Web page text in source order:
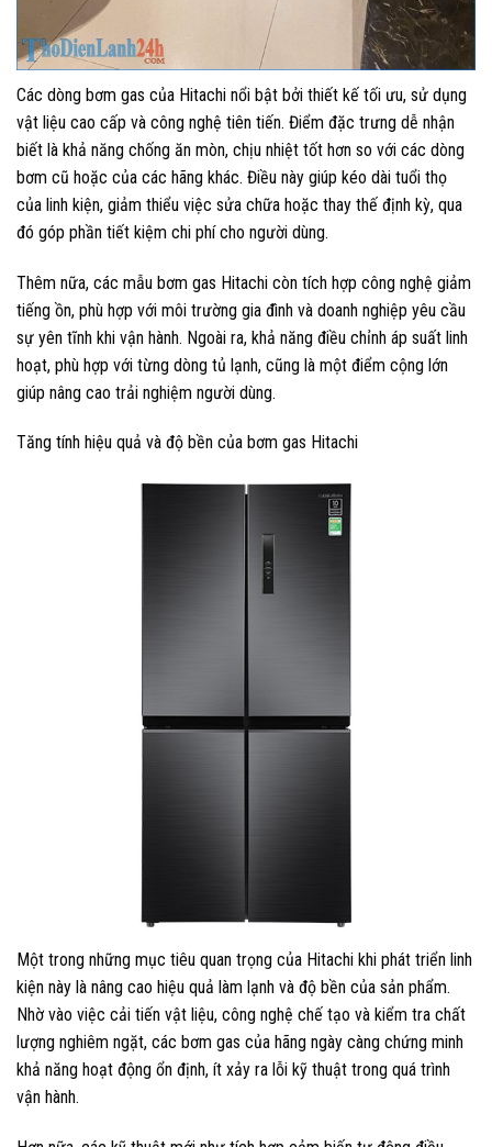
Các dòng bơm gas của Hitachi nổi bật bởi thiết kế tối ưu, sử dụng
vật liệu cao cấp và công nghệ tiên tiến. Điểm đặc trưng dễ nhận
biết là khả năng chống ăn mòn, chịu nhiệt tốt hơn so với các dòng
bơm cũ hoặc của các hãng khác. Điều này giúp kéo dài tuổi thọ
của linh kiện, giảm thiểu việc sửa chữa hoặc thay thế định kỳ, qua
đó góp phần tiết kiệm chi phí cho người dùng.
Thêm nữa, các mẫu bơm gas Hitachi còn tích hợp công nghệ giảm
tiếng ồn, phù hợp với môi trường gia đình và doanh nghiệp yêu cầu
sự yên tĩnh khi vận hành. Ngoài ra, khả năng điều chỉnh áp suất linh
hoạt, phù hợp với từng dòng tủ lạnh, cũng là một điểm cộng lớn
giúp nâng cao trải nghiệm người dùng.
Tăng tính hiệu quả và độ bền của bơm gas Hitachi
Một trong những mục tiêu quan trọng của Hitachi khi phát triển linh
kiện này là nâng cao hiệu quả làm lạnh và độ bền của sản phẩm.
Nhờ vào việc cải tiến vật liệu, công nghệ chế tạo và kiểm tra chất
lượng nghiêm ngặt, các bơm gas của hãng ngày càng chứng minh
khả năng hoạt động ổn định, ít xảy ra lỗi kỹ thuật trong quá trình
vận hành.